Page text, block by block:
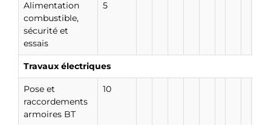
Alimentation
combustible,
sécurité et
essais
5
Travaux électriques
Pose et
raccordements
armoires BT
10